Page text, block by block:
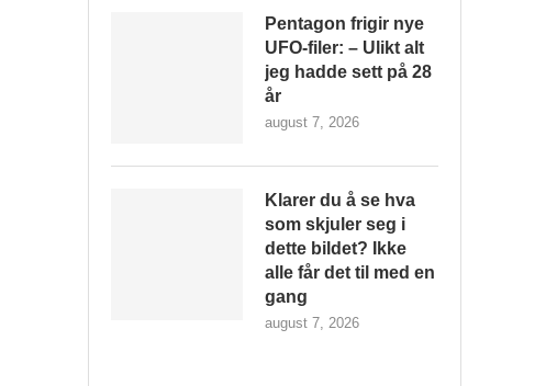
Pentagon frigir nye
UFO-filer: – Ulikt alt
jeg hadde sett på 28
år
august 7, 2026
Klarer du å se hva
som skjuler seg i
dette bildet? Ikke
alle får det til med en
gang
august 7, 2026